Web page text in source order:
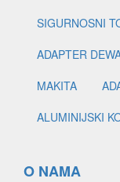
SIGURNOSNI
ADAPTER
MAKITA
ALUMINIJSKI
O NAMA